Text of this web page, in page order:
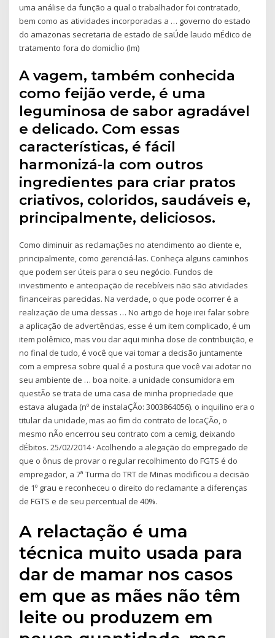
uma análise da função a qual o trabalhador foi contratado,
bem como as atividades incorporadas a … governo do estado
do amazonas secretaria de estado de saÚde laudo mÉdico de
tratamento fora do domicÍlio (lm)
A vagem, também conhecida
como feijão verde, é uma
leguminosa de sabor agradável
e delicado. Com essas
características, é fácil
harmonizá-la com outros
ingredientes para criar pratos
criativos, coloridos, saudáveis e,
principalmente, deliciosos.
Como diminuir as reclamações no atendimento ao cliente e,
principalmente, como gerenciá-las. Conheça alguns caminhos
que podem ser úteis para o seu negócio. Fundos de
investimento e antecipação de recebíveis não são atividades
financeiras parecidas. Na verdade, o que pode ocorrer é a
realização de uma dessas … No artigo de hoje irei falar sobre
a aplicação de advertências, esse é um item complicado, é um
item polêmico, mas vou dar aqui minha dose de contribuição, e
no final de tudo, é você que vai tomar a decisão juntamente
com a empresa sobre qual é a postura que você vai adotar no
seu ambiente de … boa noite. a unidade consumidora em
questÃo se trata de uma casa de minha propriedade que
estava alugada (nº de instalaÇÃo: 3003864056). o inquilino era o
titular da unidade, mas ao fim do contrato de locaÇÃo, o
mesmo nÃo encerrou seu contrato com a cemig, deixando
dÉbitos. 25/02/2014 · Acolhendo a alegação do empregado de
que o ônus de provar o regular recolhimento do FGTS é do
empregador, a 7ª Turma do TRT de Minas modificou a decisão
de 1º grau e reconheceu o direito do reclamante a diferenças
de FGTS e de seu percentual de 40%.
A relactação é uma
técnica muito usada para
dar de mamar nos casos
em que as mães não têm
leite ou produzem em